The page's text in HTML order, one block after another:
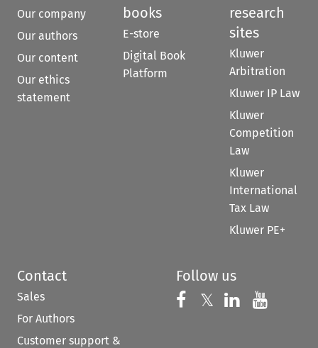
Our company
Our authors
Our content
Our ethics
statement
books
E-store
Digital Book
Platform
research
sites
Kluwer
Arbitration
Kluwer IP Law
Kluwer
Competition
Law
Kluwer
International
Tax Law
Kluwer PE+
Contact
Sales
For Authors
Customer support &
Follow us
Follow us on
𝕏 Follow us on
Follow us